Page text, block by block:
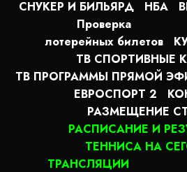
СНУКЕР И БИЛЬЯРД
НБА
Проверка
лотерейных билетов
ТВ СПОРТИВНЫЕ
ТВ ПРОГРАММЫ ПРЯМОЙ
ЕВРОСПОРТ 2
РАЗМЕЩЕНИЕ
РАСПИСАНИЕ И
ТЕННИСА НА
ТРАНСЛЯЦИИ